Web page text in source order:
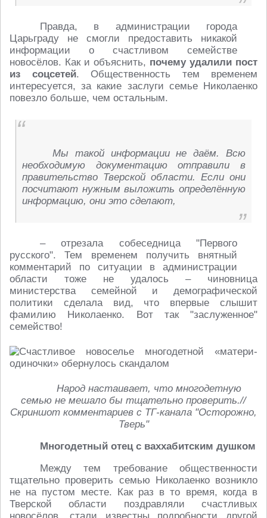
Правда, в администрации города
Царьграду не смогли предоставить никакой
информации о счастливом семействе
новосёлов. Как и объяснить, почему удалили пост
из соцсетей. Общественность тем временем
интересуется, за какие заслуги семье Николаенко
повезло больше, чем остальным.
Мы такой информации не даём. Всю
необходимую документацию отправили в
правительство Тверской области. Если они
посчитают нужным выложить определённую
информацию, они это сделают,
– отрезала собеседница "Первого
русского". Тем временем получить внятный
комментарий по ситуации в администрации
области тоже не удалось – чиновница
министерства семейной и демографической
политики сделала вид, что впервые слышит
фамилию Николаенко. Вот так "заслуженное"
семейство!
Народ настаивает, что многодетную
семью не мешало бы тщательно проверить.//
Скриншот комментариев с ТГ-канала "Осторожно,
Тверь"
Многодетный отец с ваххабитским душком
Между тем требование общественности
тщательно проверить семью Николаенко возникло
не на пустом месте. Как раз в то время, когда в
Тверской области поздравляли счастливых